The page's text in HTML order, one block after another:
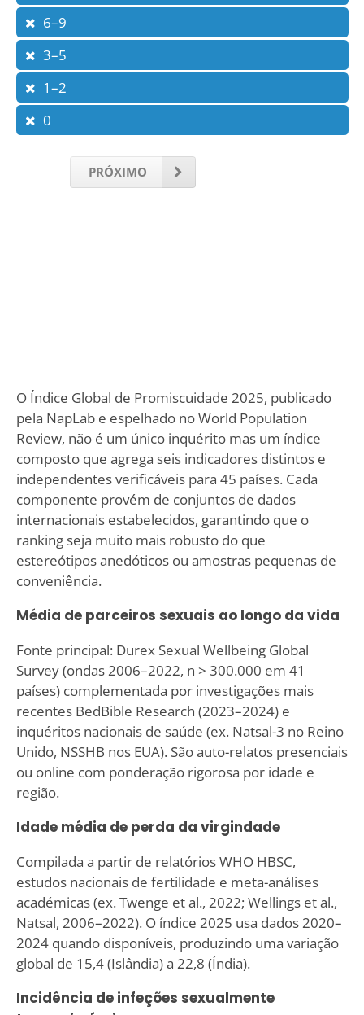
6–9
3–5
1–2
0
PRÓXIMO
O Índice Global de Promiscuidade 2025, publicado
pela NapLab e espelhado no World Population
Review, não é um único inquérito mas um índice
composto que agrega seis indicadores distintos e
independentes verificáveis para 45 países. Cada
componente provém de conjuntos de dados
internacionais estabelecidos, garantindo que o
ranking seja muito mais robusto do que
estereótipos anedóticos ou amostras pequenas de
conveniência.
Média de parceiros sexuais ao longo da vida
Fonte principal: Durex Sexual Wellbeing Global
Survey (ondas 2006–2022, n > 300.000 em 41
países) complementada por investigações mais
recentes BedBible Research (2023–2024) e
inquéritos nacionais de saúde (ex. Natsal-3 no Reino
Unido, NSSHB nos EUA). São auto-relatos presenciais
ou online com ponderação rigorosa por idade e
região.
Idade média de perda da virgindade
Compilada a partir de relatórios WHO HBSC,
estudos nacionais de fertilidade e meta-análises
académicas (ex. Twenge et al., 2022; Wellings et al.,
Natsal, 2006–2022). O índice 2025 usa dados 2020–
2024 quando disponíveis, produzindo uma variação
global de 15,4 (Islândia) a 22,8 (Índia).
Incidência de infeções sexualmente